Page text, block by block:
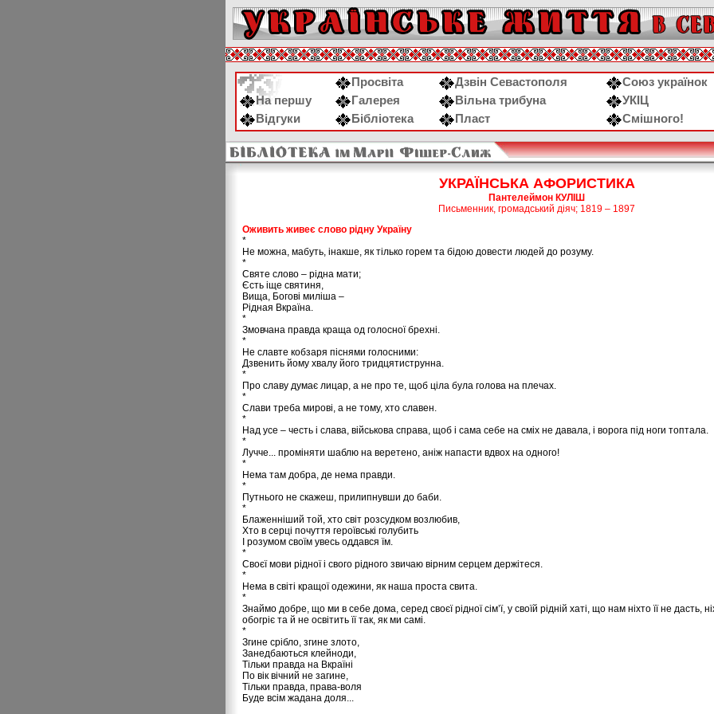
Просвіта Дзвін Севастополя Союз українок
На першу
Галерея Вільна трибуна УКІЦ
Відгуки
Бібліотека Пласт Смішного!
УКРАЇНСЬКА АФОРИСТИКА
Пантелеймон КУЛІШ
Письменник, громадський діяч; 1819 – 1897
Оживить живеє слово рідну Україну
*
Не можна, мабуть, інакше, як тілько горем та бідою довести людей до розуму.
*
Святе слово – рідна мати;
Єсть іще святиня,
Вища, Богові миліша –
Рідная Вкраїна.
*
Змовчана правда краща од голосної брехні.
*
Не славте кобзаря піснями голосними:
Дзвенить йому хвалу його тридцятиструнна.
*
Про славу думає лицар, а не про те, щоб ціла була голова на плечах.
*
Слави треба мирові, а не тому, хто славен.
*
Над усе – честь і слава, військова справа, щоб і сама себе на сміх не давала, і ворога під ноги топтала.
*
Лучче... проміняти шаблю на веретено, аніж напасти вдвох на одного!
*
Нема там добра, де нема правди.
*
Путнього не скажеш, прилипнувши до баби.
*
Блаженніший той, хто світ розсудком возлюбив,
Хто в серці почуття героївські голубить
І розумом своїм увесь оддався їм.
*
Своєї мови рідної і свого рідного звичаю вірним серцем держітеся.
*
Нема в світі кращої одежини, як наша проста свита.
*
Знаймо добре, що ми в себе дома, серед своєї рідної сім’ї, у своїй рідній хаті, що нам ніхто її не дасть,
обогріє та й не освітить її так, як ми самі.
*
Згине срібло, згине злото,
Занедбаються клейноди,
Тільки правда на Вкраїні
По вік вічний не загине,
Тільки правда, права-воля
Буде всім жадана доля...